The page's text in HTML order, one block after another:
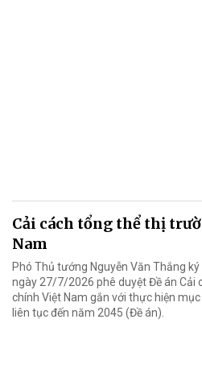
Cải cách tổng thể thị
Nam
Phó Thủ tướng Nguyễn Văn Thắng
ngày 27/7/2026 phê duyệt Đề án Cải
chính Việt Nam gắn với thực hiện
liên tục đến năm 2045 (Đề án).